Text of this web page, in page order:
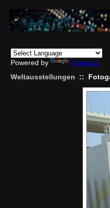
Powered by Translate
Weltausstellungen
::